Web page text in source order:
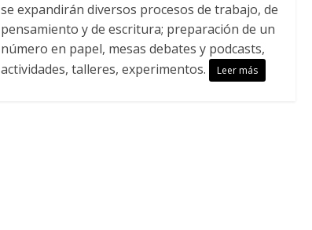
se expandirán diversos procesos de trabajo, de
pensamiento y de escritura; preparación de un
número en papel, mesas debates y podcasts,
actividades, talleres, experimentos.
Leer más